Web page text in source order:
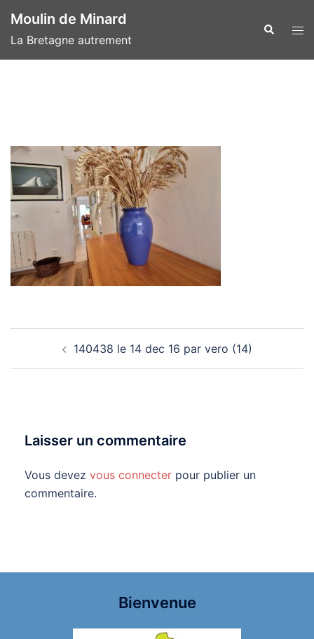
au
contenu
Moulin de Minard
La Bretagne autrement
d’article 140438 le 14 dec 16 par vero (14)
Laisser un commentaire
Vous devez vous connecter pour publier un
commentaire.
Bienvenue